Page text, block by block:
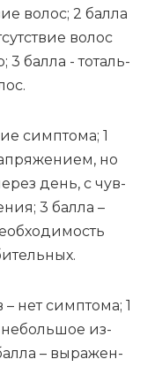
во­лос; 2 бал­ла
во­лос
3 бал­ла - то­таль­
симп­то­ма; 1
но
день, с чув­
3 бал­ла –
нет симп­то­ма; 1
не­боль­шое из­
– вы­ра­жен­